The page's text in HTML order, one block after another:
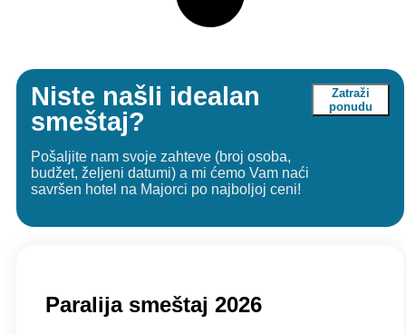
Niste našli idealan
smeštaj?
Pošaljite nam svoje zahteve (broj osoba,
budžet, željeni datumi) a mi ćemo Vam naći
savršen hotel na Majorci po najboljoj ceni!
Zatraži
ponudu
Paralija smeštaj 2026